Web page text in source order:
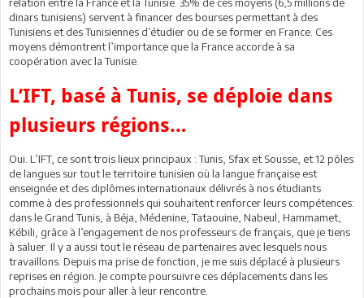
dinars tunisiens) servent à financer des bourses permettant à des
Tunisiens et des Tunisiennes d’étudier ou de se former en France. Ces
moyens démontrent l’importance que la France accorde à sa
coopération avec la Tunisie.
L’IFT, basé à Tunis, se déploie dans
plusieurs régions…
Oui. L’IFT, ce sont trois lieux principaux : Tunis, Sfax et Sousse, et 12 pôles
de langues sur tout le territoire tunisien où la langue française est
enseignée et des diplômes internationaux délivrés à nos étudiants
comme à des professionnels qui souhaitent renforcer leurs compétences:
dans le Grand Tunis, à Béja, Médenine, Tataouine, Nabeul, Hammamet,
Kébili, grâce à l’engagement de nos professeurs de français, que je tiens
à saluer. Il y a aussi tout le réseau de partenaires avec lesquels nous
travaillons. Depuis ma prise de fonction, je me suis déplacé à plusieurs
reprises en région. Je compte poursuivre ces déplacements dans les
prochains mois pour aller à leur rencontre.